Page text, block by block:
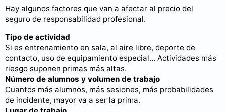
Hay algunos factores que van a afectar al precio del
seguro de responsabilidad profesional.
Tipo de actividad
Si es entrenamiento en sala, al aire libre, deporte de
contacto, uso de equipamiento especial… Actividades más
riesgo suponen primas más altas.
Número de alumnos y volumen de trabajo
Cuantos más alumnos, más sesiones, más probabilidades
de incidente, mayor va a ser la prima.